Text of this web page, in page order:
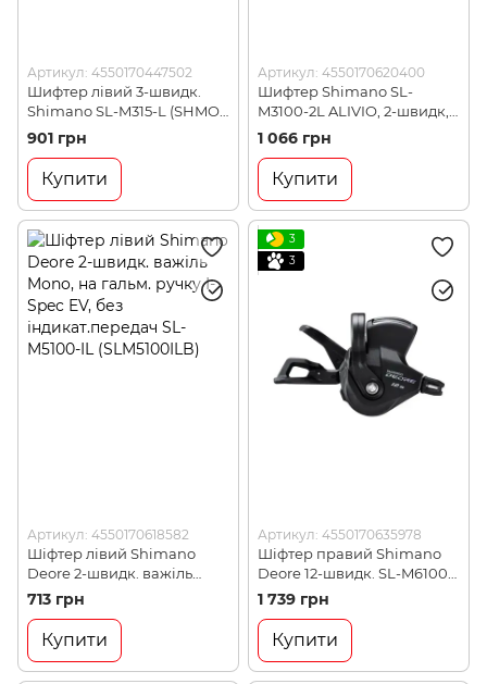
Артикул: 4550170447502
Шифтер лівий 3-швидк.
Shimano SL-M315-L (SHMO
ESLM315LB)
901 грн
Купити
Артикул: 4550170620400
Шифтер Shimano SL-
M3100-2L ALIVIO, 2-швидк,
без OGD, лівий, важіль
MONO (SLM31002LB)
1 066 грн
Купити
Артикул: 4550170618582
Шіфтер лівий Shimano
Deore 2-швидк. важіль
Mono, на гальм. ручку I-
Spec EV, без
індикат.передач SL-M5100-
IL (SLM5100ILB)
713 грн
Купити
3
3
Артикул: 4550170635978
Шіфтер правий Shimano
Deore 12-швидк. SL-M6100-
R (SLM6100RAP)
1 739 грн
Купити